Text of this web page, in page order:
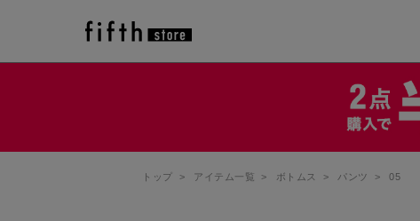
トップ > アイテム一覧 > ボトムス > パンツ > 05